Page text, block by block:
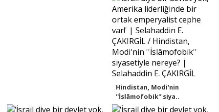
Hindistan, Modi'nin
''İslâmofobik'' siya..